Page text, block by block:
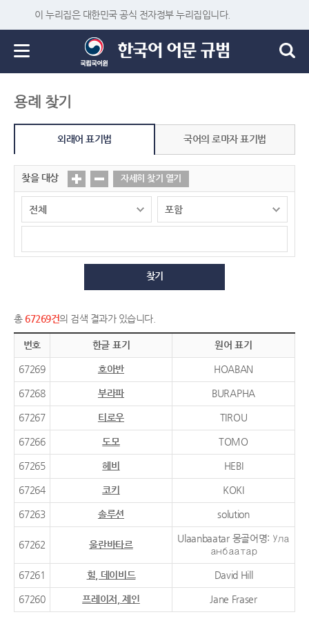
이 누리집은 대한민국 공식 전자정부 누리집입니다.
용례 찾기
외래어 표기법 국어의 로마자 표기법
찾을 대상 자세히 찾기 열기
찾기
총 67269건의 검색 결과가 있습니다.
번호 한글 표기 원어 표기
67269 호아반 HOABAN
67268 부라파 BURAPHA
67267 티로우 TIROU
67266 도모 TOMO
67265 헤비 HEBI
67264 코키 KOKI
67263 솔루션 solution
67262 울란바타르
Ulaanbaatar 몽골어명: Ула
анбаатар
67261 힐, 데이비드 David Hill
67260 프레이저, 제인 Jane Fraser